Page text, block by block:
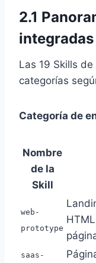
2.1
integradas
Las 19 Skills
categorías
Categoría de
Nombre
de la
Skill
web-
prototype
saas-